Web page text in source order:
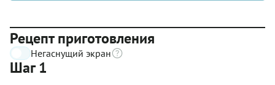
Рецепт приготовления
Негаснущий экран
Шаг 1